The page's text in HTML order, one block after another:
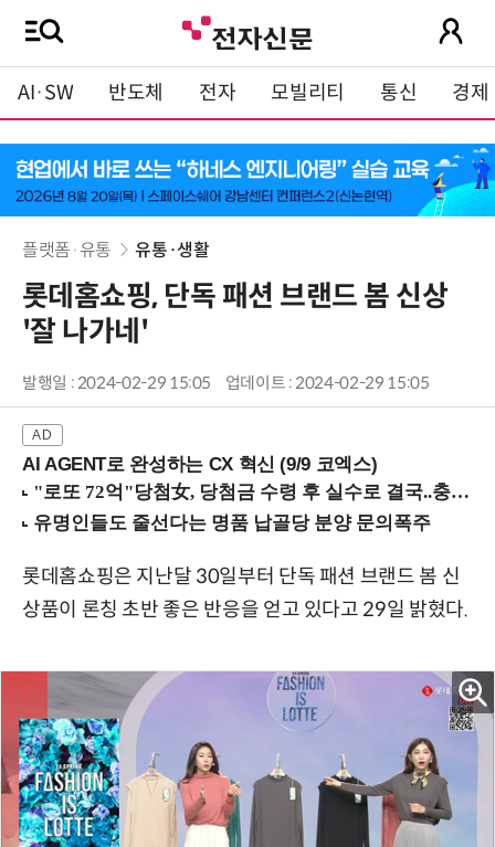
AI·SW 반도체 전자 모빌리티 통신 경제
플랫폼·유통 유통·생활
롯데홈쇼핑, 단독 패션 브랜드 봄 신상
'잘 나가네'
발행일 : 2024-02-29 15:05 업데이트 : 2024-02-29 15:05
AI AGENT로 완성하는 CX 혁신 (9/9 코엑스)
롯데홈쇼핑은 지난달 30일부터 단독 패션 브랜드 봄 신
상품이 론칭 초반 좋은 반응을 얻고 있다고 29일 밝혔다.